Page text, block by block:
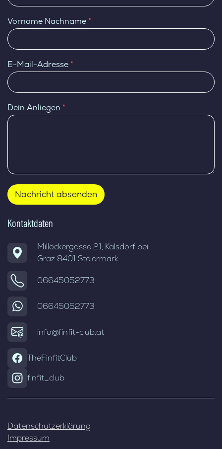
Kontaktdaten
Millöckergasse 21, Kalsdorf bei
Graz 8401 Steiermark
06645052773
06645052773
info@finfit-club.at
TheFinfitClub
finfit_club
m
i
c
h
ü
r
.
.
*
Vorname Nachname *
E-Mail-Adresse *
Dein Anliegen *
Nachricht absenden
Datenschutzerklärung
Impressum